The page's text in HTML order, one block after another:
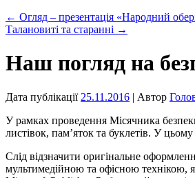
← Огляд – презентація «Народний
Талановиті та старанні →
Наш погляд на
Дата публікації 25.11.2016 | Автор
У рамках проведення Місячника
листівок, пам’яток та буклетів. У
Слід відзначити оригінальне
мультимедійною та офісною технікою,